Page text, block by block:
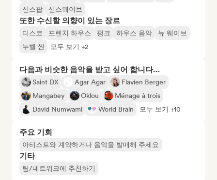
신스팝
신스웨이브
또한 수신할 의향이 있는 장르
디스코 프렌치 하우스 펑크 하우스 음악
뉴 웨이브
누벨 씬
모두 보기 +2
다음과 비슷한 음악을 받고 싶어 합니다…
Saint DX Agar Agar
Flavien Berger
Mangabey
Oklou
Ménage à trois
David Numwami
World Brain 모두 보기 +10
주요 기회
아티스트와 계약하거나 음악을 발매해 주세요
기타
팀/네트워크에 추천하기